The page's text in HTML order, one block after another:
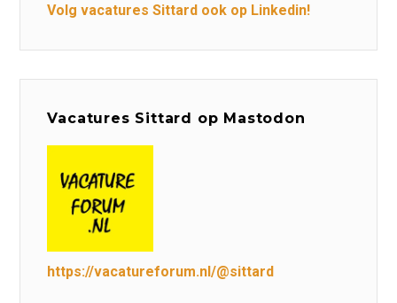
Volg vacatures Sittard ook op Linkedin!
Vacatures Sittard op Mastodon
https://vacatureforum.nl/@sittard